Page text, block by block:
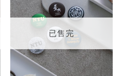
加入
「願
望輕
已售完